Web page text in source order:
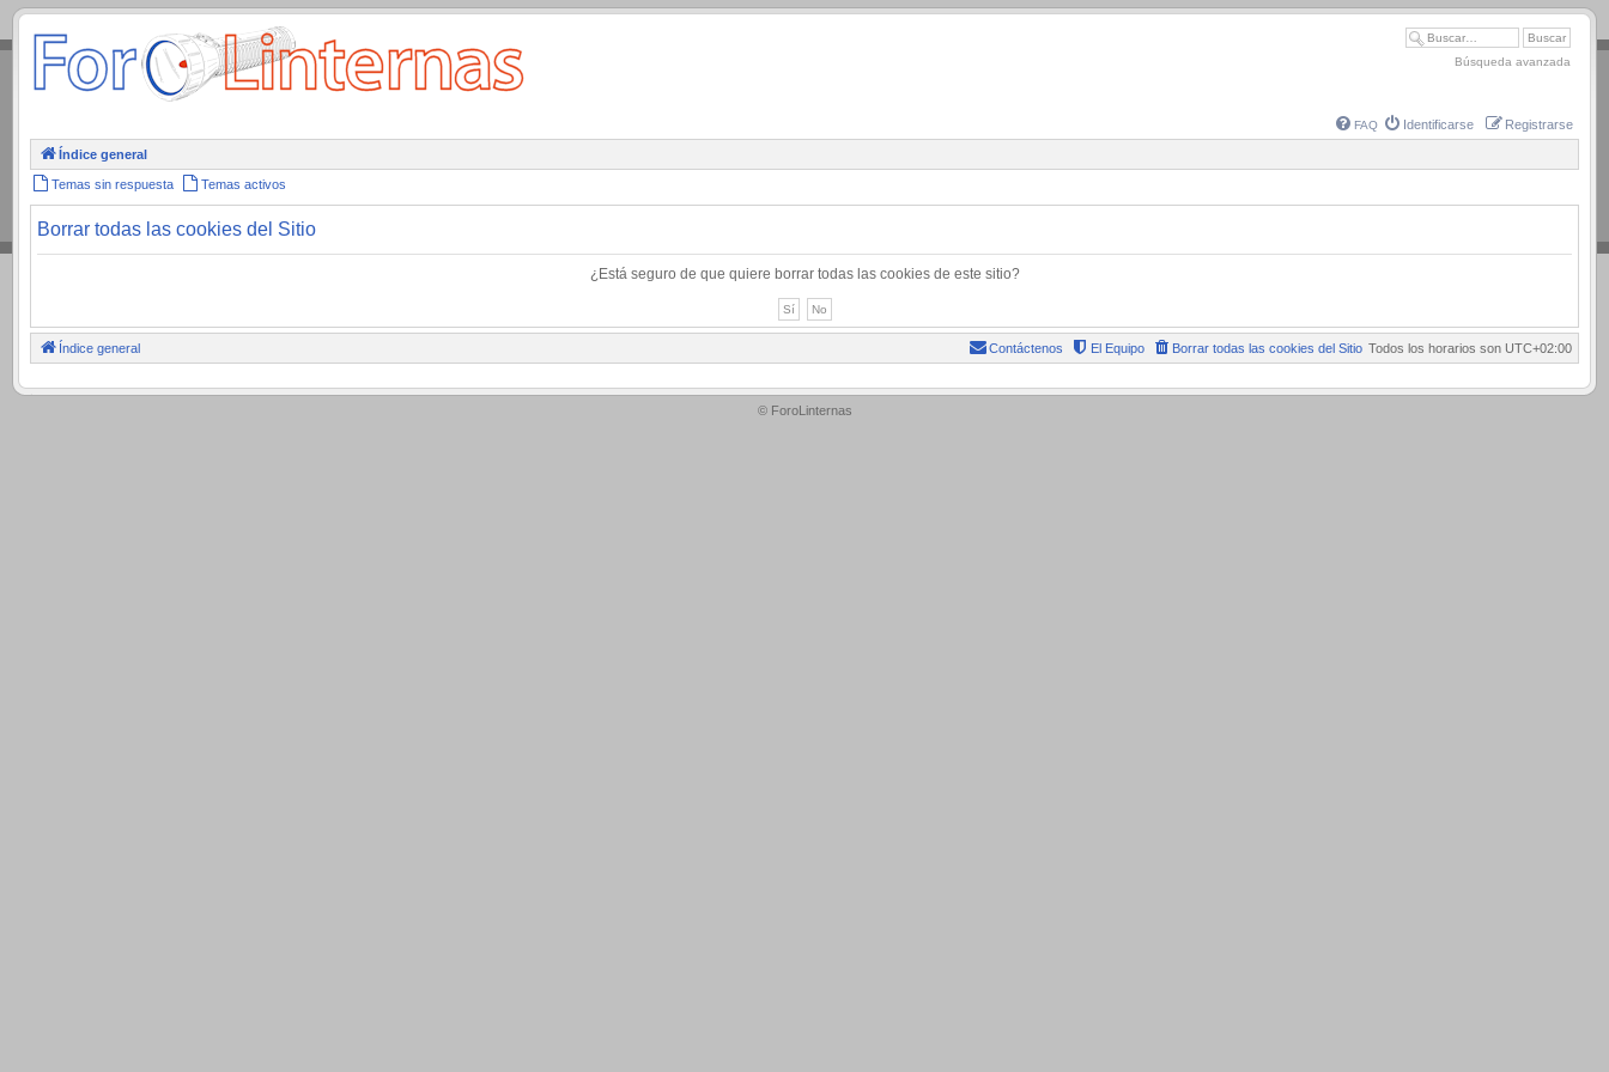
.
Búsqueda avanzada
FAQ Identificarse Registrarse
Índice general
Temas sin respuesta Temas activos
Borrar todas las cookies del Sitio
¿Está seguro de que quiere borrar todas las cookies de este sitio?
Índice general Todos los horarios son UTC+02:00
Borrar todas las cookies del Sitio
El Equipo
Contáctenos
.
© ForoLinternas